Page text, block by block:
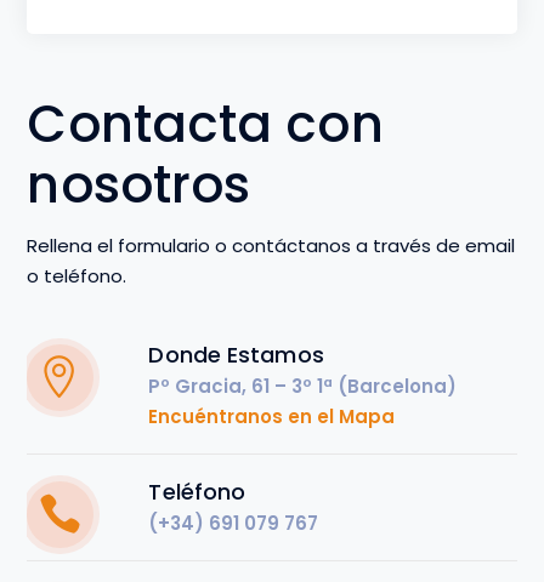
Contacta con
nosotros
Rellena el formulario o contáctanos a través de email
o teléfono.
Donde Estamos
Pº Gracia, 61 – 3º 1ª (Barcelona)
Encuéntranos en el Mapa
Teléfono
(+34) 691 079 767